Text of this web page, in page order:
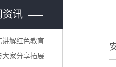
资讯
育秉承党的十九大精神
拓展训练计划有哪些